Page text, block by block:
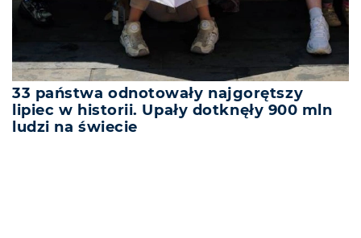
33 państwa odnotowały najgorętszy
lipiec w historii. Upały dotknęły 900 mln
ludzi na świecie